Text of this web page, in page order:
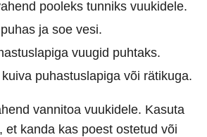
pooleks tunniks vuukidele.
ja soe vesi.
vuugid puhtaks.
puhastuslapiga või rätikuga.
vannitoa vuukidele. Kasuta
et kanda kas poest ostetud või